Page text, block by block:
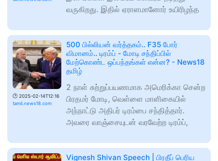
வருகிறது. இதில் ஏராளமானோர் உயிரிழந்த
🕑 2025-02-14T12:16
tamil.news18.com
500 பில்லியன் வர்த்தகம்.. F35 போர்
விமானம்.. டிரம்ப் - மோடி சந்திப்பில்
மேற்கொண்ட ஒப்பந்தங்கள் என்ன? - News18
தமிழ்
2 நாள் சுற்றுப்பயணமாக அமெரிக்கா சென்ற
பிரதமர் மோடி, வெள்ளை மாளிகையில்
அந்நாட்டு அதிபர் டிரம்பை சந்தித்தார்.
அவரை வாஞ்சையுடன் வரவேற்ற டிரம்ப்,
Vignesh Shivan Speech | பிரதீப் பெரிய